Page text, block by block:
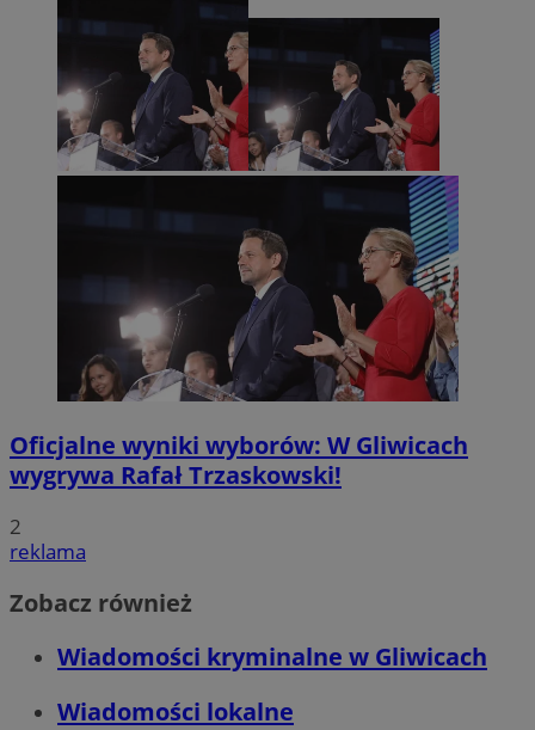
Oficjalne wyniki wyborów: W Gliwicach
wygrywa Rafał Trzaskowski!
2
reklama
Zobacz również
Wiadomości kryminalne w Gliwicach
Wiadomości lokalne